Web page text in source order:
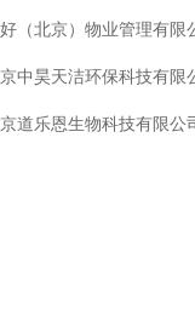
（北京）物业管理有限
中昊天洁环保科技有限
道乐恩生物科技有限公